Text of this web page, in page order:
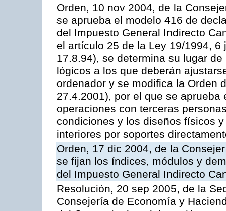
Orden, 10 nov 2004, de la
se aprueba el modelo 416 de
del Impuesto General Indirecto
el artículo 25 de la Ley 19/1994, 6
17.8.94), se determina su lugar
lógicos a los que deberán
ordenador y se modifica la Orden
27.4.2001), por el que se
operaciones con terceras
condiciones y los diseños físicos
interiores por soportes
Orden, 17 dic 2004, de la
se fijan los índices, módulos y
del Impuesto General Indirecto
Resolución, 20 sep 2005, de la
Consejería de Economía y